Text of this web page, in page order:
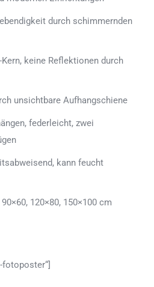
durch schimmernden
keine Reflektionen durch
unsichtbare Aufhangschiene
federleicht, zwei
kann feucht
120×80, 150×100 cm
fotoposter“]